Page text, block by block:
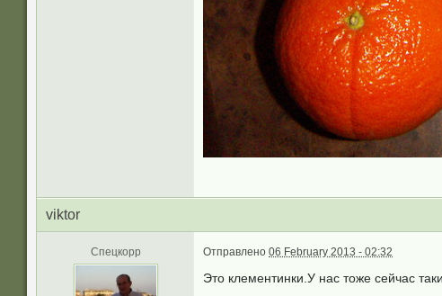
viktor
Спецкорр Отправлено 06 February 2013 - 02:32
Это клементинки.У нас тоже сейчас